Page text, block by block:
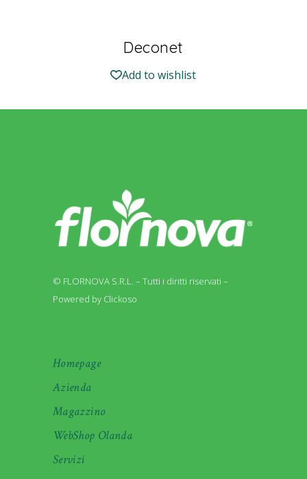
Deconet
Add to wishlist
© FLORNOVA S.R.L. – Tutti i diritti riservati –
Powered by Clickoso
Homepage
Azienda
Magazzino
WebShop Olanda
Servizi